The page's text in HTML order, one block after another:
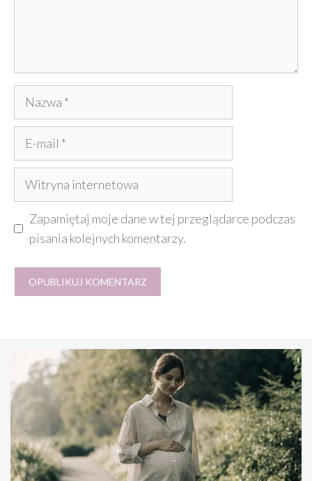
Nazwa
Witryna
internetowa
Zapamiętaj moje dane w tej przeglądarce podczas
pisania kolejnych komentarzy.